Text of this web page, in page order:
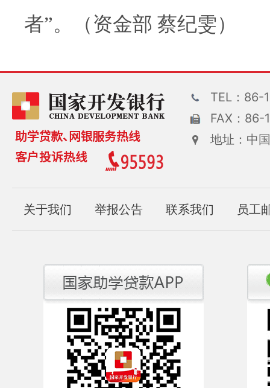
者”。（资金部 蔡纪雯）
TEL：86-
FAX：
地址：中
关于我们 举报公告 联系我们 员工